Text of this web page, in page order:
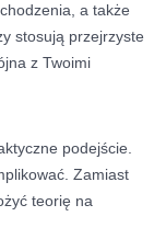
a także
stosują przejrzyste
z Twoimi
podejście.
Zamiast
teorię na